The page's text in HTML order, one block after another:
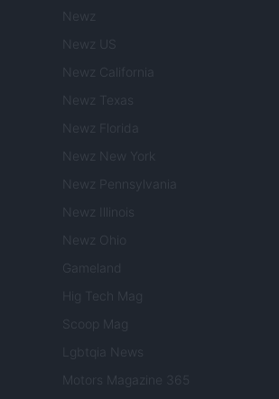
Newz
Newz US
Newz California
Newz Texas
Newz Florida
Newz New York
Newz Pennsylvania
Newz Illinois
Newz Ohio
Gameland
Hig Tech Mag
Scoop Mag
Lgbtqia News
Motors Magazine 365